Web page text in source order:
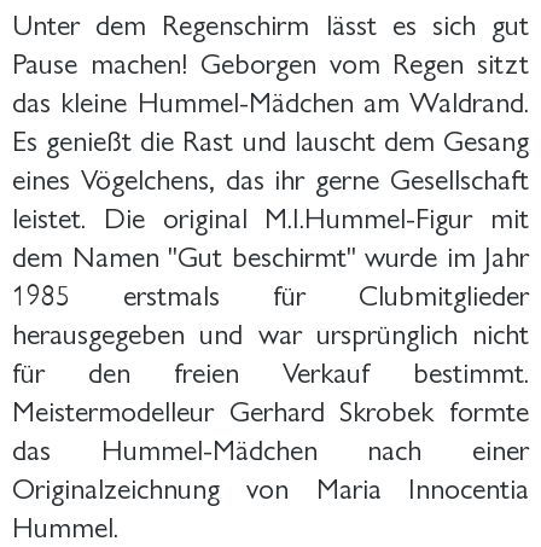
Unter dem Regenschirm lässt es sich gut
Pause machen! Geborgen vom Regen sitzt
das kleine Hummel-Mädchen am Waldrand.
Es genießt die Rast und lauscht dem Gesang
eines Vögelchens, das ihr gerne Gesellschaft
leistet. Die original M.I.Hummel-Figur mit
dem Namen "Gut beschirmt" wurde im Jahr
1985 erstmals für Clubmitglieder
herausgegeben und war ursprünglich nicht
für den freien Verkauf bestimmt.
Meistermodelleur Gerhard Skrobek formte
das Hummel-Mädchen nach einer
Originalzeichnung von Maria Innocentia
Hummel.